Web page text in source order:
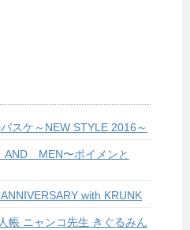
スケ～NEW STYLE 2016～
MEN〜ボイメンと
with KRUNK
帳 ニャンコ先生 きぐるみん